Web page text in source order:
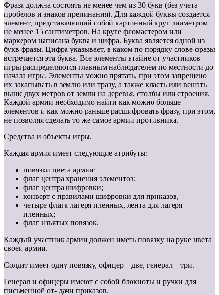
Фраза должна состоять не менее чем из 30 букв (без учета
пробелов и знаков препинания). Для каждой буквы создается
элемент, представляющий собой картонный круг диаметром
не менее 15 сантиметров. На круге фломастером или
маркером написана буква и цифра. Буква является одной из
букв фразы. Цифра указывает, в каком по порядку слове фразы
встречается эта буква. Все элементы втайне от участников
игры распределяются главным наблюдателем по местности до
начала игры. Элементы можно прятать, при этом запрещено
их закапывать в землю или траву, а также класть или вешать
выше двух метров от земли на деревья, столбы или строения.
Каждой армии необходимо найти как можно больше
элементов и как можно раньше расшифровать фразу, при этом,
не позволяя сделать то же самое армии противника.
Средства и объекты игры.
Каждая армия имеет следующие атрибуты:
повязки цвета армии;
флаг центра хранения элементов;
флаг центра шифровки;
конверт с правилами шифровки для приказов,
четыре флага лагеря пленных, лента для лагеря
пленных;
флаг изъятых повязок.
Каждый участник армии должен иметь повязку на руке цвета
своей армии.
Солдат имеет одну повязку, офицер – две, генерал – три.
Генерал и офицеры имеют с собой блокноты и ручки для
письменной от- дачи приказов.